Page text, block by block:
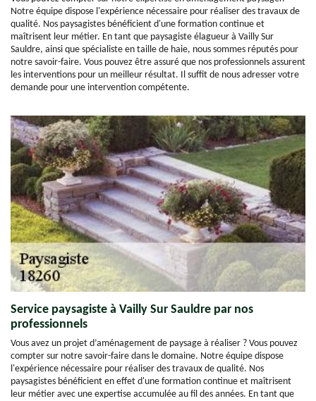
Notre équipe dispose l'expérience nécessaire pour réaliser des travaux de
qualité. Nos paysagistes bénéficient d'une formation continue et
maîtrisent leur métier. En tant que paysagiste élagueur à Vailly Sur
Sauldre, ainsi que spécialiste en taille de haie, nous sommes réputés pour
notre savoir-faire. Vous pouvez être assuré que nos professionnels assurent
les interventions pour un meilleur résultat. Il suffit de nous adresser votre
demande pour une intervention compétente.
Service paysagiste à Vailly Sur Sauldre par nos
professionnels
Vous avez un projet d’aménagement de paysage à réaliser ? Vous pouvez
compter sur notre savoir-faire dans le domaine. Notre équipe dispose
l'expérience nécessaire pour réaliser des travaux de qualité. Nos
paysagistes bénéficient en effet d'une formation continue et maîtrisent
leur métier avec une expertise accumulée au fil des années. En tant que